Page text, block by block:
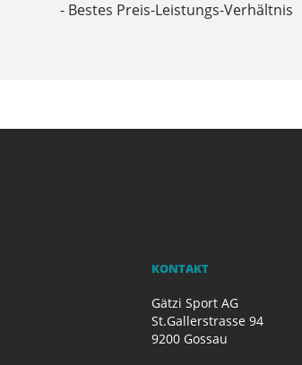
- Bestes Preis-Leistungs-Verhältnis
KONTAKT
Gätzi Sport AG
St.Gallerstrasse 94
9200 Gossau